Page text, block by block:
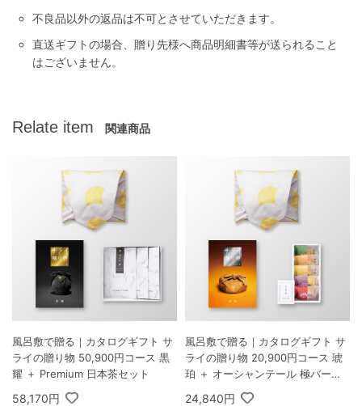
不良品以外の返品は不可とさせていただきます。
直送ギフトの場合、贈り先様へ商品明細書等が送られること
はございません。
Relate item 関連商品
風呂敷で贈る｜カタログギフト サ
ライの贈り物 50,900円コース 黒
耀 ＋ Premium 日本茶セット
58,170円
風呂敷で贈る｜カタログギフト サ
ライの贈り物 20,900円コース 琥
珀 ＋ オーシャンテール 極バーム
24,840円